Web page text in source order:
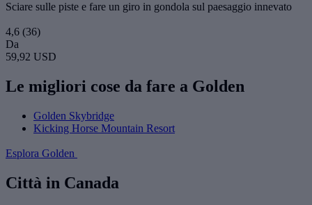
Sciare sulle piste e fare un giro in gondola sul paesaggio innevato
4,6 (36)
Da
59,92 USD
Le migliori cose da fare a Golden
Golden Skybridge
Kicking Horse Mountain Resort
Esplora Golden
Città in Canada